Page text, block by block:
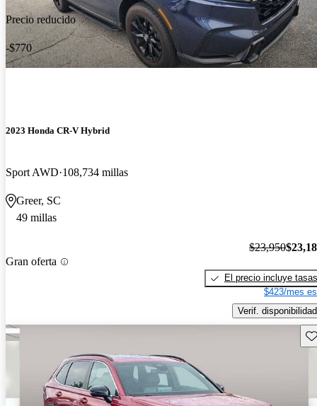
Precio reducido
-$770
2023 Honda CR-V Hybrid
Sport AWD 108,734 millas
Greer, SC
49 millas
Gran oferta
$23,950
El precio incluye tasas
$423/mes
Verif. disponibilidad